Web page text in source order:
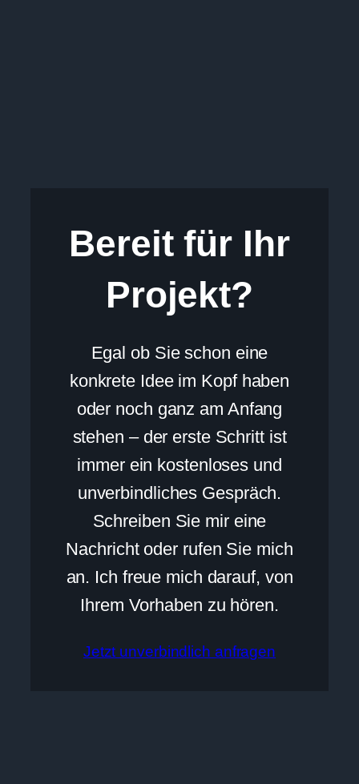
Bereit für Ihr
Projekt?
Egal ob Sie schon eine
konkrete Idee im Kopf haben
oder noch ganz am Anfang
stehen – der erste Schritt ist
immer ein kostenloses und
unverbindliches Gespräch.
Schreiben Sie mir eine
Nachricht oder rufen Sie mich
an. Ich freue mich darauf, von
Ihrem Vorhaben zu hören.
Jetzt unverbindlich anfragen